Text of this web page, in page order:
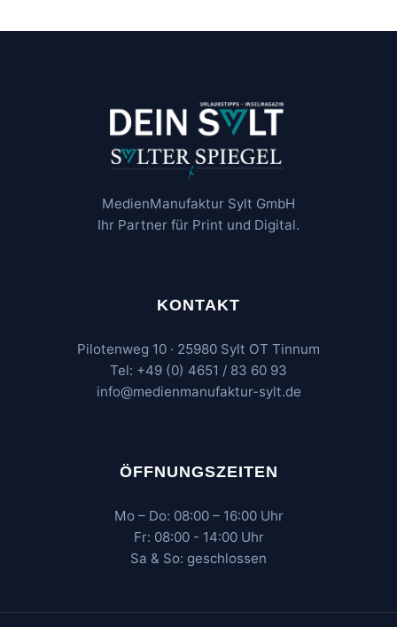
MedienManufaktur Sylt GmbH
Ihr Partner für Print und Digital.
KONTAKT
Pilotenweg 10 · 25980 Sylt OT Tinnum
Tel: +49 (0) 4651 / 83 60 93
info@medienmanufaktur-sylt.de
ÖFFNUNGSZEITEN
Mo – Do: 08:00 – 16:00 Uhr
Fr: 08:00 - 14:00 Uhr
Sa & So: geschlossen